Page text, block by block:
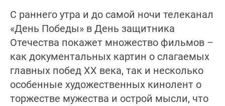
С раннего утра и до самой ночи телеканал
«День Победы» в День защитника
Отечества покажет множество фильмов –
как документальных картин о слагаемых
главных побед XX века, так и несколько
особенные художественных кинолент о
торжестве мужества и острой мысли, что